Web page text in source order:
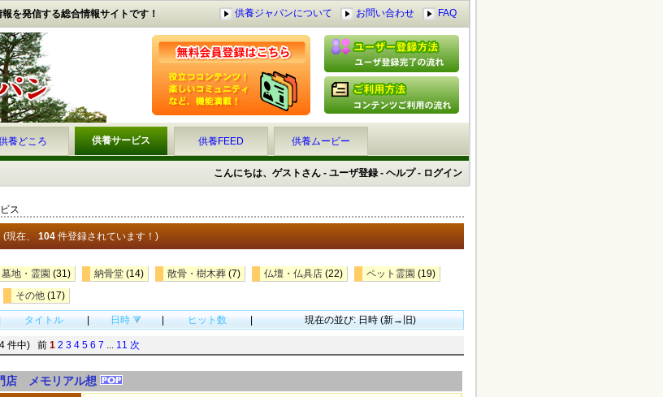
を発信する総合情報サイトです！ 供養ジャパンについて お問い合わせ FAQ
養どころ 供養サービス 供養FEED 供養ムービー
こんにちは、ゲストさん - ユーザ登録- ヘルプ- ログイン
ス
(現在、 104 件登録されています！)
墓地・霊園 (31) 納骨堂 (14) 散骨・樹木葬 (7) 仏壇・仏具店 (22) ペット霊園 (19)
その他 (17)
タイトル | 日時 | ヒット数 | 現在の並び: 日時 (新→旧)
件中) 前 1 2 3 4 5 6 7 ... 11 次
店 メモリアル想